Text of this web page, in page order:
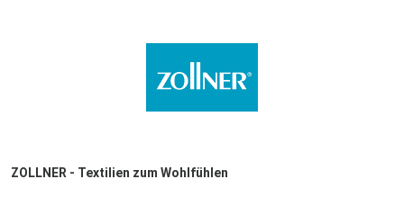
ZOLLNER - Textilien zum Wohlfühlen